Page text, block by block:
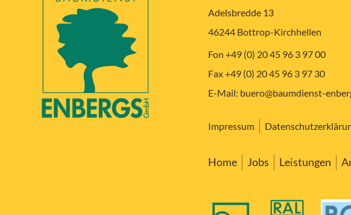
Adelsbredde 13
46244 Bottrop-Kirchhellen
Fon +49 (0) 20 45 96 3 97 00
Fax +49 (0) 20 45 96 3 97 30
E-Mail: buero@baumdienst-
Impressum
Home Jobs Leistungen